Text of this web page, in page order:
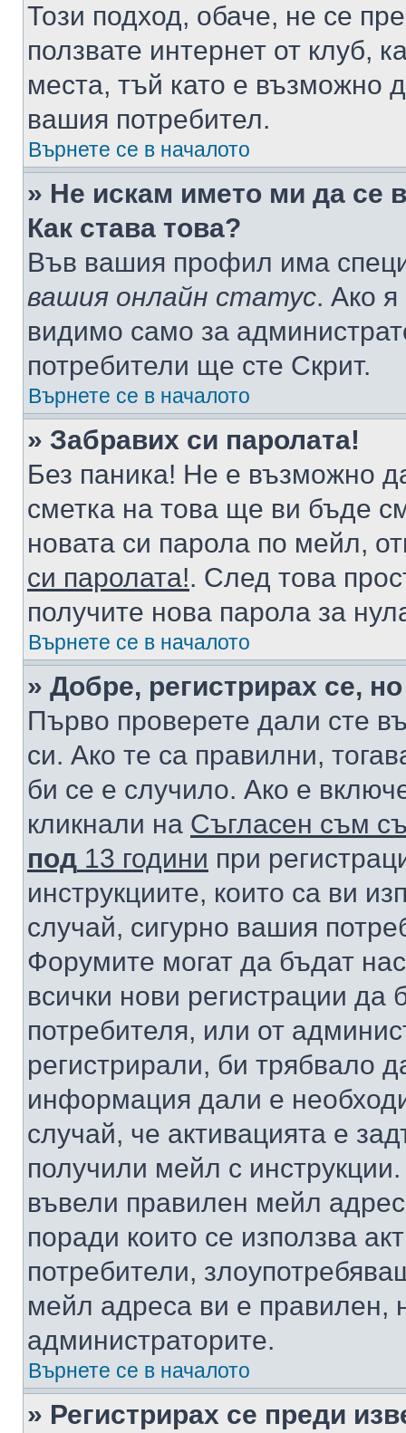
Този подход, обаче, не се
ползвате интернет от клуб,
места, тъй като е възможно
вашия потребител.
Върнете се в началото
» Не искам името ми да се
Как става това?
Във вашия профил има
вашия онлайн статус. Ако
видимо само за
потребители ще сте Скрит.
Върнете се в началото
» Забравих си паролата!
Без паника! Не е възможно
сметка на това ще ви бъде
новата си парола по мейл,
си паролата!. След това
получите нова парола за
Върнете се в началото
» Добре, регистрирах се,
Първо проверете дали сте
си. Ако те са правилни,
би се е случило. Ако е
кликнали на Съгласен съм
под 13 години при
инструкциите, които са ви
случай, сигурно вашия
Форумите могат да бъдат
всички нови регистрации да
потребителя, или от
регистрирали, би трябвало
информация дали е
случай, че активацията е
получили мейл с
въвели правилен мейл
поради които се използва
потребители,
мейл адреса ви е правилен,
администраторите.
Върнете се в началото
» Регистрирах се преди